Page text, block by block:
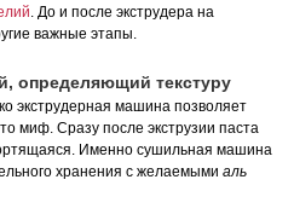
. До и после экструдера на
важные этапы.
определяющий текстуру
экструдерная машина позволяет
миф. Сразу после экструзии паста
Именно сушильная машина
хранения с желаемыми аль